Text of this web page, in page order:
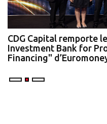
CDG Capital remporte
Investment Bank for
Financing"